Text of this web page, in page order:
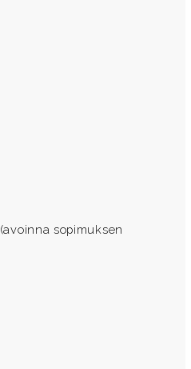
(avoinna sopimuksen